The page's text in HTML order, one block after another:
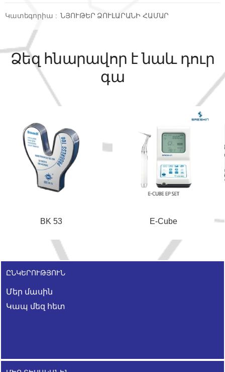
Կատեգորիա : ՆՅՈՒԹԵՐ ՁՈՒԼԱՐԱՆԻ ՀԱՄԱՐ
Ձեզ հնարավոր է նաև դուր
գա
BK 53 E-Cube
ԸՆԿԵՐՈՒԹՅՈՒՆ
Մեր մասին
Կապ մեզ հետ